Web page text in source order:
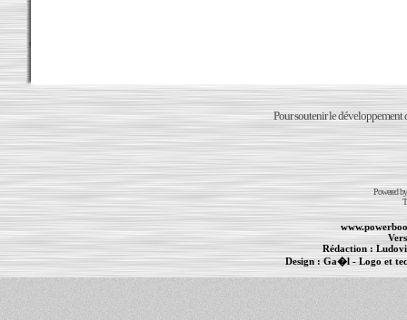
Pour soutenir le développement
Powered
Rédaction :
Design :Ga�l- Logo et
- MacBook Pro